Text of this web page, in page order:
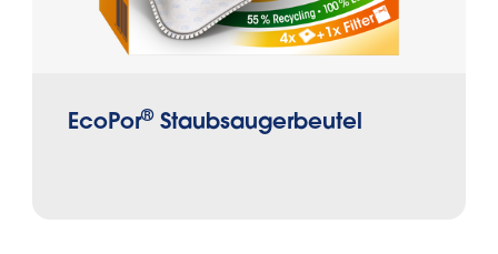
EcoPor® Staubsaugerbeutel